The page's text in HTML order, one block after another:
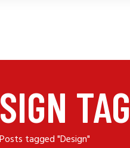
TAG
Posts tagged "Design"